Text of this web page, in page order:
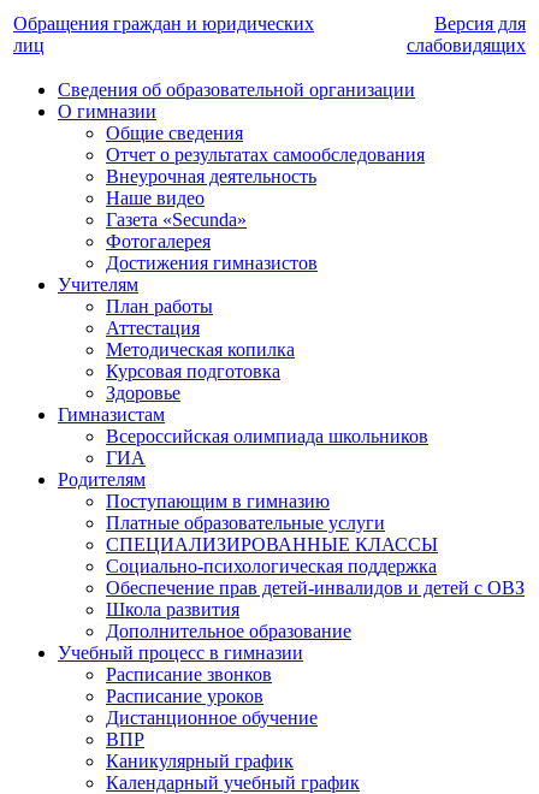
Обращения граждан и юридических
лиц
Версия для
слабовидящих
Сведения об образовательной организации
О гимназии
Общие сведения
Отчет о результатах самообследования
Внеурочная деятельность
Наше видео
Газета «Secunda»
Фотогалерея
Достижения гимназистов
Учителям
План работы
Аттестация
Методическая копилка
Курсовая подготовка
Здоровье
Гимназистам
Всероссийская олимпиада школьников
ГИА
Родителям
Поступающим в гимназию
Платные образовательные услуги
СПЕЦИАЛИЗИРОВАННЫЕ КЛАССЫ
Социально-психологическая поддержка
Обеспечение прав детей-инвалидов и детей с ОВЗ
Школа развития
Дополнительное образование
Учебный процесс в гимназии
Расписание звонков
Расписание уроков
Дистанционное обучение
ВПР
Каникулярный график
Календарный учебный график